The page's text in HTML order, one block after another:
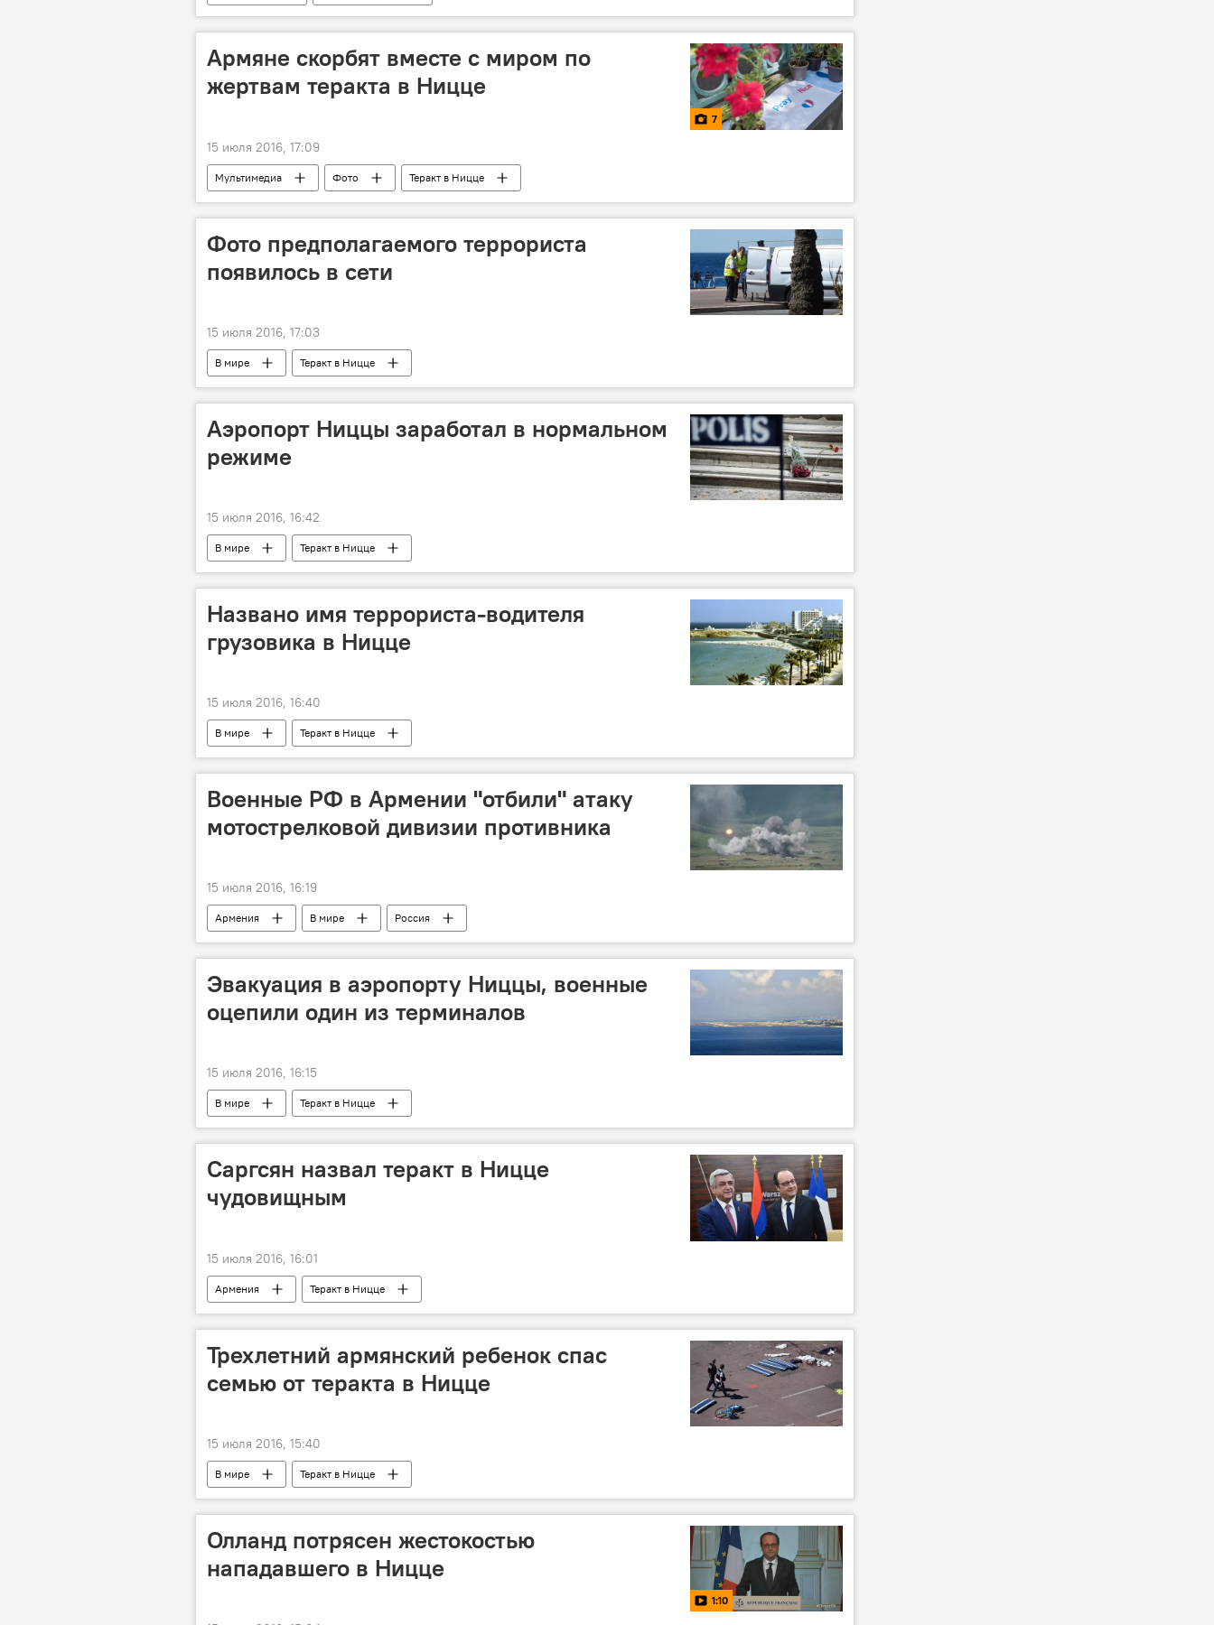
Армяне скорбят вместе с миром по
жертвам теракта в Ницце
7
15 июля 2016, 17:09
Мультимедиа Фото Теракт в Ницце
Фото предполагаемого террориста
появилось в сети
15 июля 2016, 17:03
В мире Теракт в Ницце
Аэропорт Ниццы заработал в нормальном
режиме
15 июля 2016, 16:42
В мире Теракт в Ницце
Названо имя террориста-водителя
грузовика в Ницце
15 июля 2016, 16:40
В мире Теракт в Ницце
Военные РФ в Армении "отбили" атаку
мотострелковой дивизии противника
15 июля 2016, 16:19
Армения В мире Россия
Эвакуация в аэропорту Ниццы, военные
оцепили один из терминалов
15 июля 2016, 16:15
В мире Теракт в Ницце
Саргсян назвал теракт в Ницце
чудовищным
15 июля 2016, 16:01
Армения Теракт в Ницце
Трехлетний армянский ребенок спас
семью от теракта в Ницце
15 июля 2016, 15:40
В мире Теракт в Ницце
Олланд потрясен жестокостью
нападавшего в Ницце
1:10